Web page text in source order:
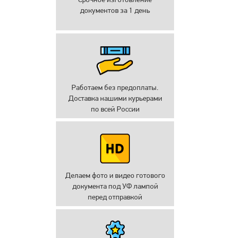
документов за 1 день
Работаем без предоплаты.
Доставка нашими курьерами
по всей России
Делаем фото и видео готового
документа под УФ лампой
перед отправкой